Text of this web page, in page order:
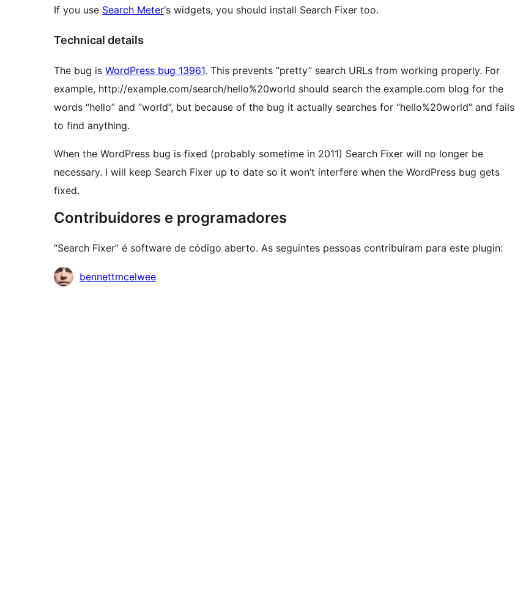
If you use Search Meter‘s widgets, you should install Search Fixer too.
Technical details
The bug is WordPress bug 13961. This prevents “pretty” search URLs from working properly. For
example, http://example.com/search/hello%20world should search the example.com blog for the
words “hello” and “world”, but because of the bug it actually searches for “hello%20world” and fails
to find anything.
When the WordPress bug is fixed (probably sometime in 2011) Search Fixer will no longer be
necessary. I will keep Search Fixer up to date so it won’t interfere when the WordPress bug gets
fixed.
Contribuidores e programadores
“Search Fixer” é software de código aberto. As seguintes pessoas contribuíram para este plugin:
Contribuidores
bennettmcelwee